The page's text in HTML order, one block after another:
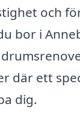
och
bor i
där ett
dig.